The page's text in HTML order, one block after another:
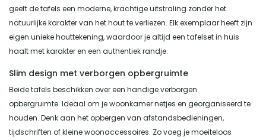
geeft de tafels een moderne, krachtige uitstraling zonder het
natuurlijke karakter van het hout te verliezen. Elk exemplaar heeft zijn
eigen unieke houttekening, waardoor je altijd een tafelset in huis
haalt met karakter en een authentiek randje.
Slim design met verborgen opbergruimte
Beide tafels beschikken over een handige verborgen
opbergruimte. Ideaal om je woonkamer netjes en georganiseerd te
houden. Denk aan het opbergen van afstandsbedieningen,
tijdschriften of kleine woonaccessoires. Zo voeg je moeiteloos